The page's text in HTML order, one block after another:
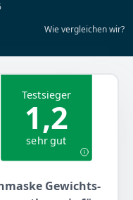
Wie vergleichen wir?
Testsieger
1,2
sehr gut
Gewichts-